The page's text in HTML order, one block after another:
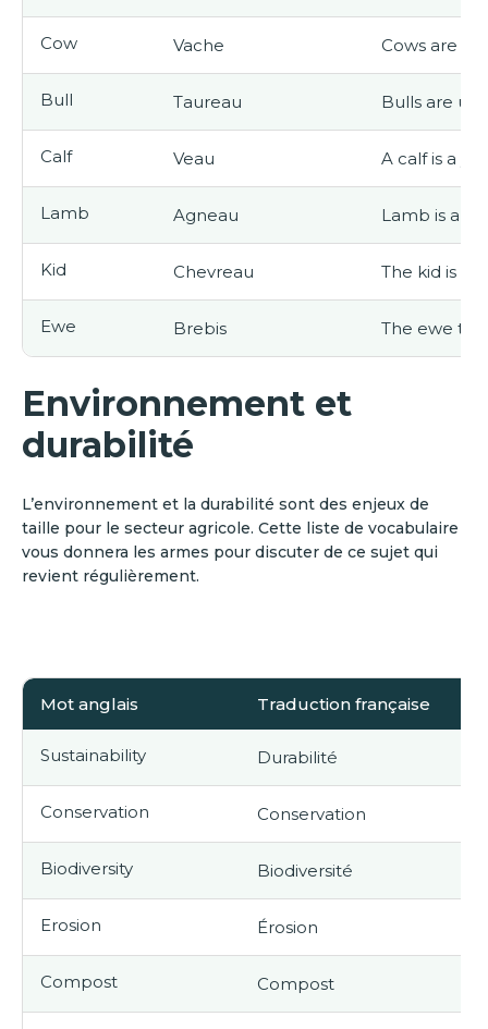
Cow Vache Cows are
Bull Taureau Bulls are
Calf Veau A calf is a
Lamb Agneau Lamb is a
Kid Chevreau The kid is a
Ewe Brebis The ewe
Environnement et
durabilité
L’environnement et la durabilité sont des enjeux de
taille pour le secteur agricole. Cette liste de vocabulaire
vous donnera les armes pour discuter de ce sujet qui
revient régulièrement.
Mot anglais Traduction française
Sustainability Durabilité
Conservation Conservation
Biodiversity Biodiversité
Erosion Érosion
Compost Compost